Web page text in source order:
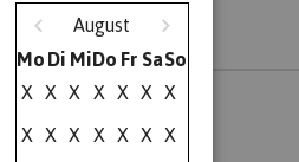
August
Mo Di MiDo Fr SaSo
X X X X X X X
X X X X X X X